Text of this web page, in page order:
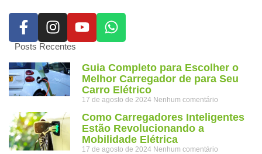
Posts Recentes
Guia Completo para Escolher o
Melhor Carregador de para Seu
Carro Elétrico
17 de agosto de 2024 Nenhum comentário
Como Carregadores Inteligentes
Estão Revolucionando a
Mobilidade Elétrica
17 de agosto de 2024 Nenhum comentário